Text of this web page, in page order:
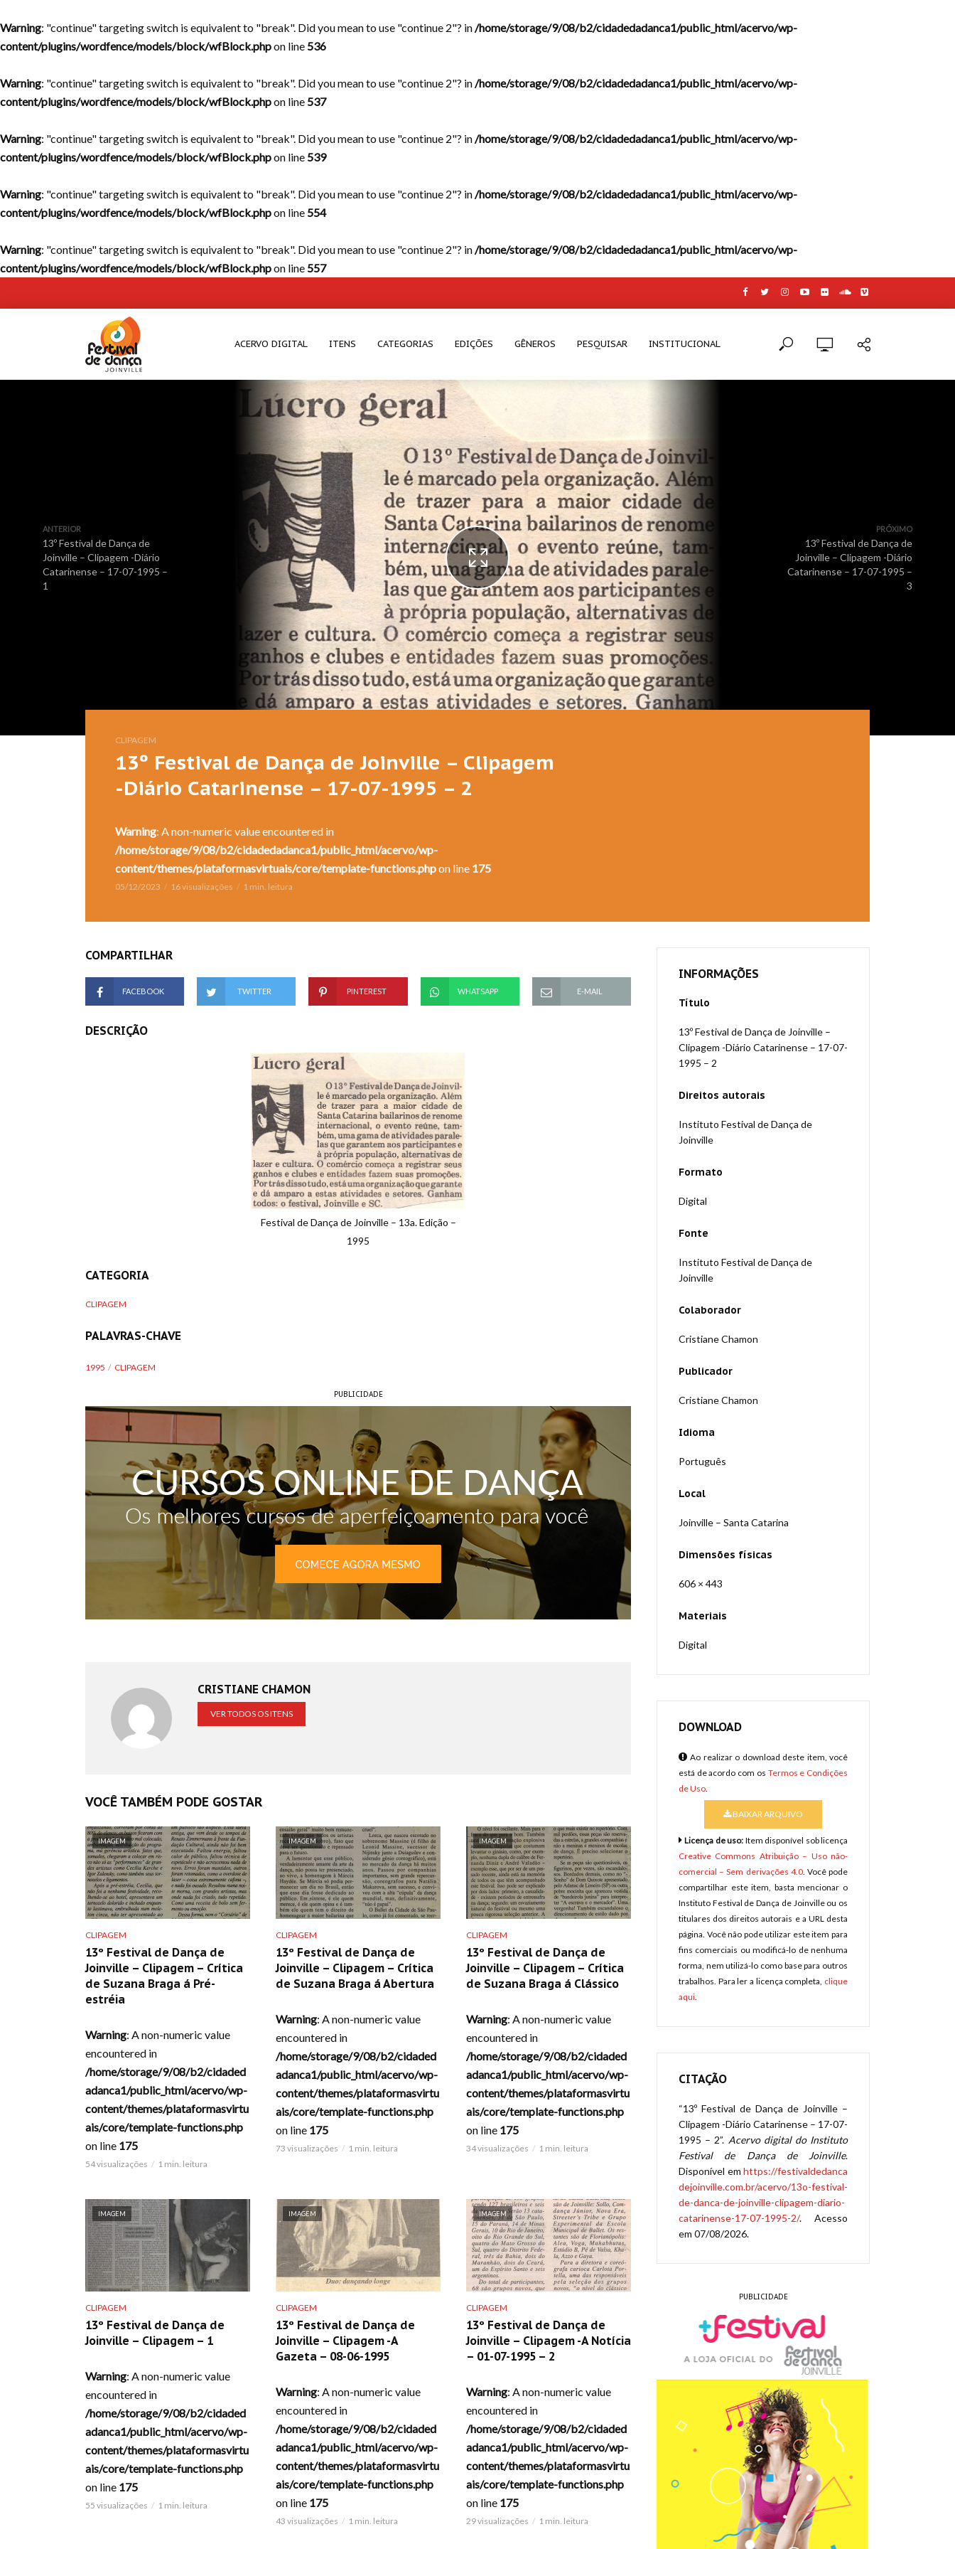
Warning: "continue" targeting switch is equivalent to "break". Did you mean to use "continue 2"? in/home/storage/9/08/b2/cidadedadanca1/public_html/acervo/wp-
content/plugins/wordfence/models/block/wfBlock.phpon line536
Warning: "continue" targeting switch is equivalent to "break". Did you mean to use "continue 2"? in/home/storage/9/08/b2/cidadedadanca1/public_html/acervo/wp-
content/plugins/wordfence/models/block/wfBlock.phpon line537
Warning: "continue" targeting switch is equivalent to "break". Did you mean to use "continue 2"? in/home/storage/9/08/b2/cidadedadanca1/public_html/acervo/wp-
content/plugins/wordfence/models/block/wfBlock.phpon line539
Warning: "continue" targeting switch is equivalent to "break". Did you mean to use "continue 2"? in/home/storage/9/08/b2/cidadedadanca1/public_html/acervo/wp-
content/plugins/wordfence/models/block/wfBlock.phpon line554
Warning: "continue" targeting switch is equivalent to "break". Did you mean to use "continue 2"? in/home/storage/9/08/b2/cidadedadanca1/public_html/acervo/wp-
content/plugins/wordfence/models/block/wfBlock.phpon line557
ACERVO DIGITAL ITENS CATEGORIAS EDIÇÕES GÊNEROS PESQUISAR INSTITUCIONAL
ANTERIOR
13º Festival de Dança de
Joinville – Clipagem -Diário
Catarinense – 17-07-1995 –
1
PRÓXIMO
13º Festival de Dança de
Joinville – Clipagem -Diário
Catarinense – 17-07-1995 –
3
CLIPAGEM
13º Festival de Dança de Joinville – Clipagem
-Diário Catarinense – 17-07-1995 – 2
Warning: A non-numeric value encountered in
/home/storage/9/08/b2/cidadedadanca1/public_html/acervo/wp-
content/themes/plataformasvirtuais/core/template-functions.phpon line 175
05/12/2023 16 visualizações 1 min. leitura
COMPARTILHAR
FACEBOOK TWITTER PINTEREST WHATSAPP E-MAIL
DESCRIÇÃO
Festival de Dança de Joinville – 13a. Edição –
1995
CATEGORIA
CLIPAGEM
PALAVRAS-CHAVE
1995 CLIPAGEM
PUBLICIDADE
CRISTIANE CHAMON
VER TODOS OS ITENS
VOCÊ TAMBÉM PODE GOSTAR
IMAGEM
CLIPAGEM
13º Festival de Dança de
Joinville – Clipagem – Crítica
de Suzana Braga á Pré-
estréia
Warning: A non-numeric value
encountered in
/home/storage/9/08/b2/cidaded
adanca1/public_html/acervo/wp-
content/themes/plataformasvirtu
ais/core/template-functions.php
on line 175
54 visualizações 1 min. leitura
IMAGEM
CLIPAGEM
13º Festival de Dança de
Joinville – Clipagem – Crítica
de Suzana Braga á Abertura
Warning: A non-numeric value
encountered in
/home/storage/9/08/b2/cidaded
adanca1/public_html/acervo/wp-
content/themes/plataformasvirtu
ais/core/template-functions.php
on line 175
73 visualizações 1 min. leitura
IMAGEM
CLIPAGEM
13º Festival de Dança de
Joinville – Clipagem – Crítica
de Suzana Braga á Clássico
Warning: A non-numeric value
encountered in
/home/storage/9/08/b2/cidaded
adanca1/public_html/acervo/wp-
content/themes/plataformasvirtu
ais/core/template-functions.php
on line 175
34 visualizações 1 min. leitura
IMAGEM
CLIPAGEM
13º Festival de Dança de
Joinville – Clipagem – 1
Warning: A non-numeric value
encountered in
/home/storage/9/08/b2/cidaded
adanca1/public_html/acervo/wp-
content/themes/plataformasvirtu
ais/core/template-functions.php
on line 175
55 visualizações 1 min. leitura
IMAGEM
CLIPAGEM
13º Festival de Dança de
Joinville – Clipagem -A
Gazeta – 08-06-1995
Warning: A non-numeric value
encountered in
/home/storage/9/08/b2/cidaded
adanca1/public_html/acervo/wp-
content/themes/plataformasvirtu
ais/core/template-functions.php
on line 175
43 visualizações 1 min. leitura
IMAGEM
CLIPAGEM
13º Festival de Dança de
Joinville – Clipagem -A Notícia
– 01-07-1995 – 2
Warning: A non-numeric value
encountered in
/home/storage/9/08/b2/cidaded
adanca1/public_html/acervo/wp-
content/themes/plataformasvirtu
ais/core/template-functions.php
on line 175
29 visualizações 1 min. leitura
INFORMAÇÕES
Título
13º Festival de Dança de Joinville –
Clipagem -Diário Catarinense – 17-07-
1995 – 2
Direitos autorais
Instituto Festival de Dança de
Joinville
Formato
Digital
Fonte
Instituto Festival de Dança de
Joinville
Colaborador
Cristiane Chamon
Publicador
Cristiane Chamon
Idioma
Português
Local
Joinville – Santa Catarina
Dimensões físicas
606 × 443
Materiais
Digital
DOWNLOAD
Ao realizar o download deste item, você
está de acordo com os Termos e Condições
de Uso.
BAIXAR ARQUIVO
Licença de uso: Item disponível sob licença
Creative Commons Atribuição – Uso não-
comercial – Sem derivações 4.0. Você pode
compartilhar este item, basta mencionar o
Instituto Festival de Dança de Joinville ou os
titulares dos direitos autorais e a URL desta
página. Você não pode utilizar este item para
fins comerciais ou modificá-lo de nenhuma
forma, nem utilizá-lo como base para outros
trabalhos. Para ler a licença completa, clique
aqui.
CITAÇÃO
“13º Festival de Dança de Joinville –
Clipagem -Diário Catarinense – 17-07-
1995 – 2”. Acervo digital do Instituto
Festival de Dança de Joinville.
Disponível em https://festivaldedanca
dejoinville.com.br/acervo/13o-festival-
de-danca-de-joinville-clipagem-diario-
catarinense-17-07-1995-2/. Acesso
em 07/08/2026.
PUBLICIDADE